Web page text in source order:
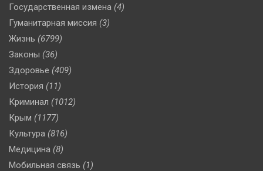
Государственная измена (4)
Гуманитарная миссия (3)
Жизнь (6799)
Законы (36)
Здоровье (409)
История (11)
Криминал (1012)
Крым (1177)
Культура (816)
Медицина (8)
Мобильная связь (1)